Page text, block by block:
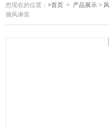
您现在的位置：>首页 > 产品展示 >
侧风淋室